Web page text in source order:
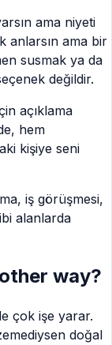
ama niyeti
anlarsın ama bir
susmak ya da
değildir.
açıklama
hem
kişiye seni
iş görüşmesi,
alanlarda
way?
çok işe yarar.
doğal